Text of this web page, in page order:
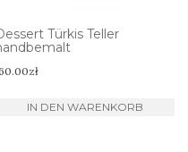
Türkis Teller
zł
IN DEN WARENKORB